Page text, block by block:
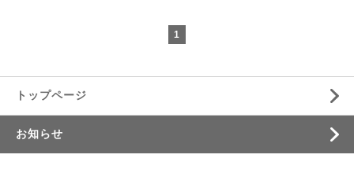
1
トップページ
お知らせ